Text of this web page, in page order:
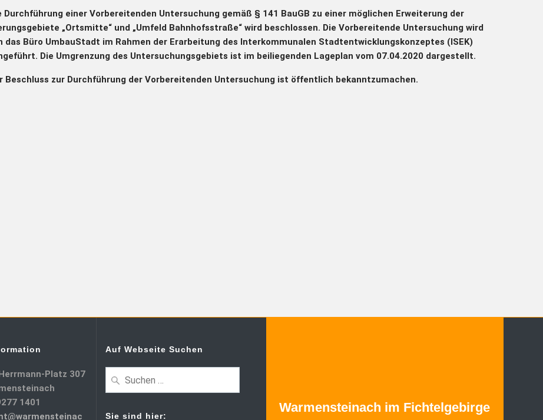
Durchführung einer Vorbereitenden Untersuchung gemäß § 141 BauGB zu einer möglichen Erweiterung der
„Ortsmitte“ und „Umfeld Bahnhofsstraße“ wird beschlossen. Die Vorbereitende Untersuchung wird
das Büro UmbauStadt im Rahmen der Erarbeitung des Interkommunalen Stadtentwicklungskonzeptes (ISEK)
Die Umgrenzung des Untersuchungsgebiets ist im beiliegenden Lageplan vom 07.04.2020 dargestellt.
Beschluss zur Durchführung der Vorbereitenden Untersuchung ist öffentlich bekanntzumachen.
Platz 307
1401
Auf Webseite Suchen
Sie sind hier:
Warmensteinach im Fichtelgebirge